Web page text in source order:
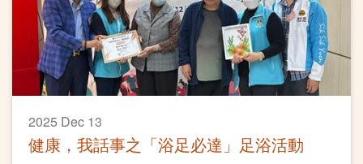
2025 Dec 13
健康，我話事之「浴足必達」足浴活動